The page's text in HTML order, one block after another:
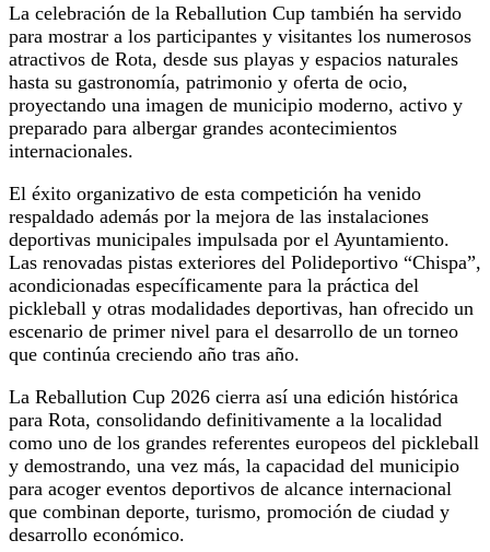
La celebración de la Reballution Cup también ha servido
para mostrar a los participantes y visitantes los numerosos
atractivos de Rota, desde sus playas y espacios naturales
hasta su gastronomía, patrimonio y oferta de ocio,
proyectando una imagen de municipio moderno, activo y
preparado para albergar grandes acontecimientos
internacionales.
El éxito organizativo de esta competición ha venido
respaldado además por la mejora de las instalaciones
deportivas municipales impulsada por el Ayuntamiento.
Las renovadas pistas exteriores del Polideportivo “Chispa”,
acondicionadas específicamente para la práctica del
pickleball y otras modalidades deportivas, han ofrecido un
escenario de primer nivel para el desarrollo de un torneo
que continúa creciendo año tras año.
La Reballution Cup 2026 cierra así una edición histórica
para Rota, consolidando definitivamente a la localidad
como uno de los grandes referentes europeos del pickleball
y demostrando, una vez más, la capacidad del municipio
para acoger eventos deportivos de alcance internacional
que combinan deporte, turismo, promoción de ciudad y
desarrollo económico.